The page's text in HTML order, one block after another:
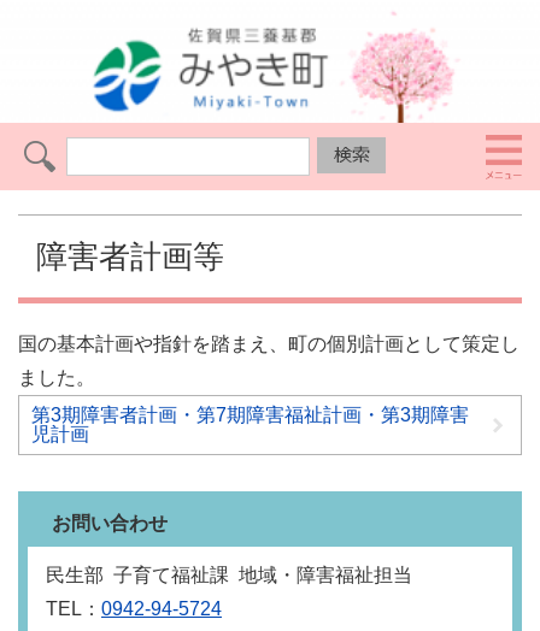
障害者計画等
国の基本計画や指針を踏まえ、町の個別計画として策定し
ました。
第3期障害者計画・第7期障害福祉計画・第3期障害
児計画
お問い合わせ
民生部 子育て福祉課 地域・障害福祉担当
TEL： 0942-94-5724